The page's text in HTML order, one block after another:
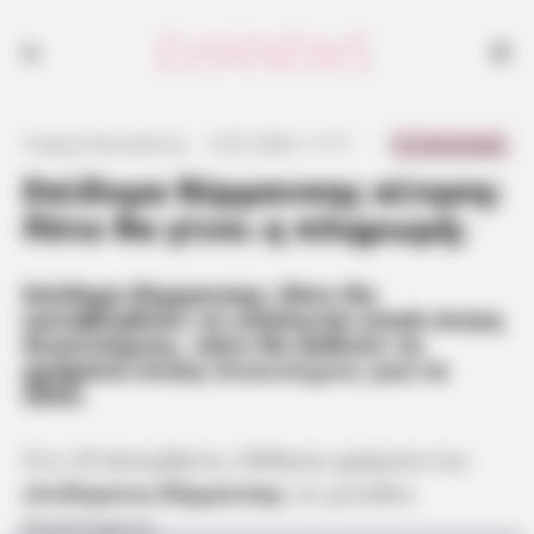
Επίδομα θέρμανσης αίτηση:
Πότε θα γίνει η πληρωμή;
Επίδομα θέρμανσης: Πότε θα
καταβληθούν τα υπόλοιπα ποσά στους
χρήματα στους
για το
2022.
επιδόματος θέρμανσης
δικαιούχους.